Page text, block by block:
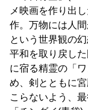
メ映画を作り出
作。万物には人
という世界観の
平和を取り戻し
に宿る精霊の「
め、剣とともに
こらないよう、